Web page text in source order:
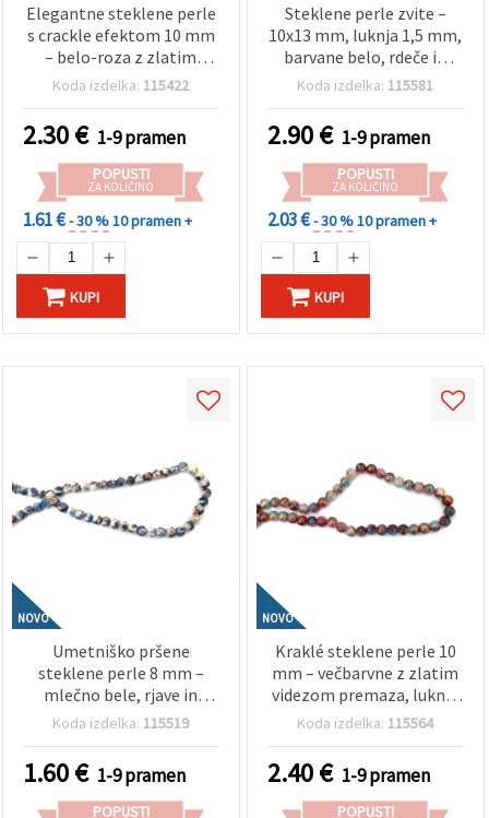
Elegantne steklene perle
s crackle efektom 10 mm
– belo-roza z zlatim
barvnim poudarkom,
idealno za romantično
izdelavo nakita in
ustvarjanje nakita DIY
Koda izdelka: 115422
2.30€ 1-9 pramen
POPUSTI
ZA KOLIČINO
1.61 €- 30 %10 pramen +
KUPI
Steklene perle zvite –
10x13 mm, luknja 1,5 mm,
barvane belo, rdeče in
zeleno, mešanica
idealno za izdelavo
nakita, perlanje in
ustvarjalne hobby
projekte
Koda izdelka: 115581
2.90€ 1-9 pramen
POPUSTI
ZA KOLIČINO
2.03 €- 30 %10 pramen +
KUPI
NOVO
Umetniško pršene
steklene perle 8 mm –
mlečno bele, rjave in
modre (assorted/mix),
– idealno za izdelavo
modernega nakita in
unikatne ročno izdelane
Koda izdelka: 115519
1.60€ 1-9 pramen
POPUSTI
NOVO
Kraklé steklene perle 10
mm – večbarvne z zlatim
videzom premaza, luknja
1 mm, niz ~80 kos –
pisanega nakita in ročno
ustvarjalne projekte
Koda izdelka: 115564
2.40€ 1-9 pramen
POPUSTI